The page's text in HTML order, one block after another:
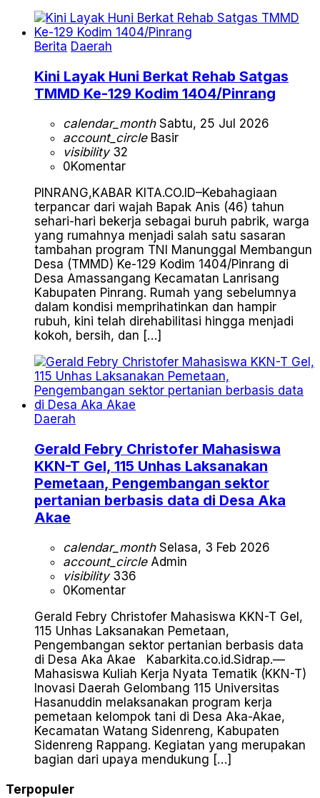
Berita Daerah
Kini Layak Huni Berkat Rehab Satgas
TMMD Ke-129 Kodim 1404/Pinrang
calendar_monthSabtu, 25 Jul 2026
account_circleBasir
visibility32
0Komentar
PINRANG,KABAR KITA.CO.ID–Kebahagiaan
terpancar dari wajah Bapak Anis (46) tahun
sehari-hari bekerja sebagai buruh pabrik, warga
yang rumahnya menjadi salah satu sasaran
tambahan program TNI Manunggal Membangun
Desa (TMMD) Ke-129 Kodim 1404/Pinrang di
Desa Amassangang Kecamatan Lanrisang
Kabupaten Pinrang. Rumah yang sebelumnya
dalam kondisi memprihatinkan dan hampir
rubuh, kini telah direhabilitasi hingga menjadi
kokoh, bersih, dan […]
Daerah
Gerald Febry Christofer Mahasiswa
KKN-T Gel, 115 Unhas Laksanakan
Pemetaan, Pengembangan sektor
pertanian berbasis data di Desa Aka
Akae
calendar_monthSelasa, 3 Feb 2026
account_circleAdmin
visibility336
0Komentar
Gerald Febry Christofer Mahasiswa KKN-T Gel,
115 Unhas Laksanakan Pemetaan,
Pengembangan sektor pertanian berbasis data
di Desa Aka Akae Kabarkita.co.id.Sidrap.—
Mahasiswa Kuliah Kerja Nyata Tematik (KKN-T)
Inovasi Daerah Gelombang 115 Universitas
Hasanuddin melaksanakan program kerja
pemetaan kelompok tani di Desa Aka-Akae,
Kecamatan Watang Sidenreng, Kabupaten
Sidenreng Rappang. Kegiatan yang merupakan
bagian dari upaya mendukung […]
Terpopuler